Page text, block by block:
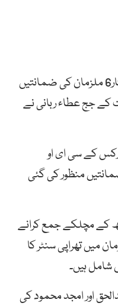
اسلام آباد: نور مقدم کیس میں گرفتار6 ملزمان کی ضمانتیں
کے جج عطاء ربانی نے
کے سی ای او
منظور کی گئی
کے مچلکے جمع کرانے
میں تھراپی سنٹر کا
شامل ہیں۔
اور امجد محمود کی